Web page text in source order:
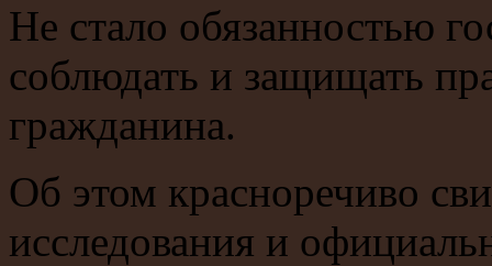
Не стало обязанностью
соблюдать и защищать
гражданина.
Об этом красноречиво
исследования и